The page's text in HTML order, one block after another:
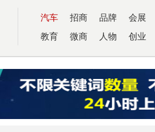
汽车 招商 品牌 会展
教育 微商 人物 创业